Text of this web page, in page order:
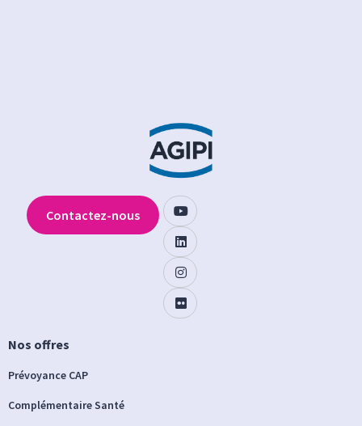
Nos offres
Prévoyance CAP
Complémentaire Santé
Contactez-nous